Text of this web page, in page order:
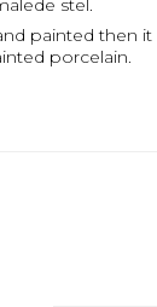
stel.
painted then
porcelain.